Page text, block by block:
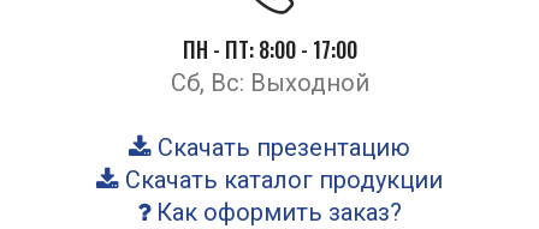
ПН - ПТ: 8:00 - 17:00
Сб, Вс: Выходной
Скачать презентацию
Скачать каталог продукции
Как оформить заказ?